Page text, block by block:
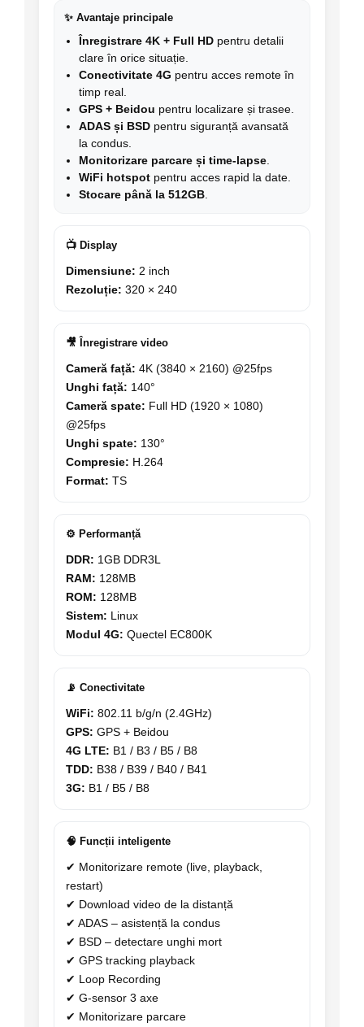
✨ Avantaje principale
Înregistrare 4K + Full HD pentru detalii
clare în orice situație.
Conectivitate 4G pentru acces remote în
timp real.
GPS + Beidou pentru localizare și trasee.
ADAS și BSD pentru siguranță avansată
la condus.
Monitorizare parcare și time-lapse
WiFi hotspot pentru acces rapid la date.
Stocare până la 512GB
📺 Display
Dimensiune: 2 inch
Rezoluție: 320 × 240
🎥 Înregistrare video
Cameră față: 4K (3840 × 2160) @25fps
Unghi față: 140°
Cameră spate: Full HD (1920 × 1080)
@25fps
Unghi spate: 130°
Compresie: H.264
Format: TS
⚙️ Performanță
DDR: 1GB DDR3L
RAM: 128MB
ROM: 128MB
Sistem: Linux
Modul 4G: Quectel EC800K
📡 Conectivitate
WiFi: 802.11 b/g/n (2.4GHz)
GPS: GPS + Beidou
4G LTE: B1 / B3 / B5 / B8
TDD: B38 / B39 / B40 / B41
3G: B1 / B5 / B8
🧠 Funcții inteligente
✔ Monitorizare remote (live, playback,
restart)
✔ Download video de la distanță
✔ ADAS – asistență la condus
✔ BSD – detectare unghi mort
✔ GPS tracking playback
✔ Loop Recording
✔ G-sensor 3 axe
✔ Monitorizare parcare